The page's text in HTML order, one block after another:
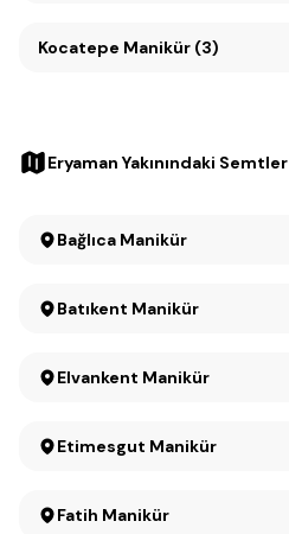
Kocatepe Manikür (3)
Eryaman Yakınındaki Semtler
Bağlıca Manikür
Batıkent Manikür
Elvankent Manikür
Etimesgut Manikür
Fatih Manikür